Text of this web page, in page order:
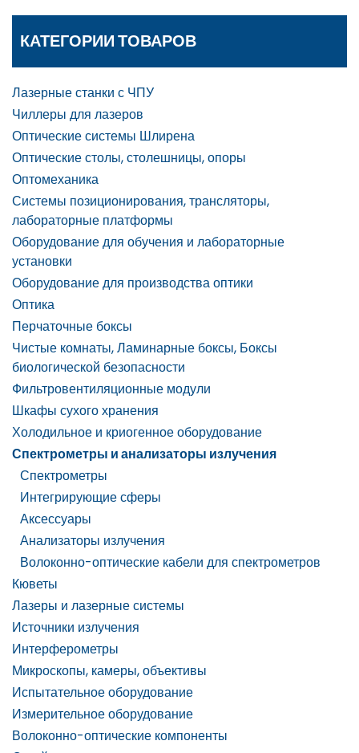
КАТЕГОРИИ ТОВАРОВ
Лазерные станки с ЧПУ
Чиллеры для лазеров
Оптические системы Шлирена
Оптические столы, столешницы, опоры
Оптомеханика
Системы позиционирования, трансляторы,
лабораторные платформы
Оборудование для обучения и лабораторные
установки
Оборудование для производства оптики
Оптика
Перчаточные боксы
Чистые комнаты, Ламинарные боксы, Боксы
биологической безопасности
Фильтровентиляционные модули
Шкафы сухого хранения
Холодильное и криогенное оборудование
Спектрометры и анализаторы излучения
Спектрометры
Интегрирующие сферы
Аксессуары
Анализаторы излучения
Волоконно-оптические кабели для спектрометров
Кюветы
Лазеры и лазерные системы
Источники излучения
Интерферометры
Микроскопы, камеры, объективы
Испытательное оборудование
Измерительное оборудование
Волоконно-оптические компоненты